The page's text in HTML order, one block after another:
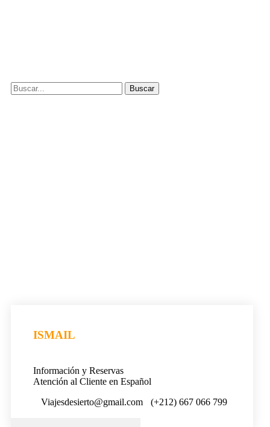
ISMAIL
Información y Reservas
Atención al Cliente en Español
Viajesdesierto@gmail.com
(+212) 667 066 799